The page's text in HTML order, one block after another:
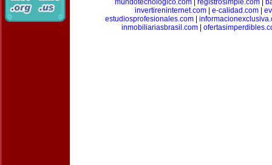
mundotecnologico.com| registrosimple.com|
invertireninternet.com| e-calidad.com|
estudiosprofesionales.com|
inmobiliariasbrasil.com